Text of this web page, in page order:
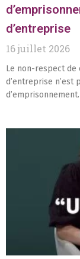
d’entreprise
16 juillet 2026
Le non-respect de
d’entreprise n’est
d’emprisonnement.